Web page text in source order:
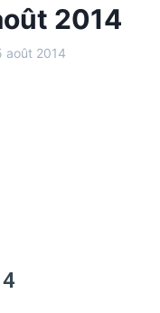
2014
août 2014